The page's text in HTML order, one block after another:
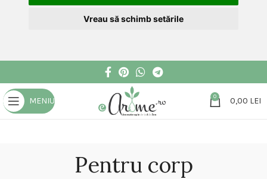
Vreau să schimb setările
MENIU 0 0,00 LEI
Pentru corp